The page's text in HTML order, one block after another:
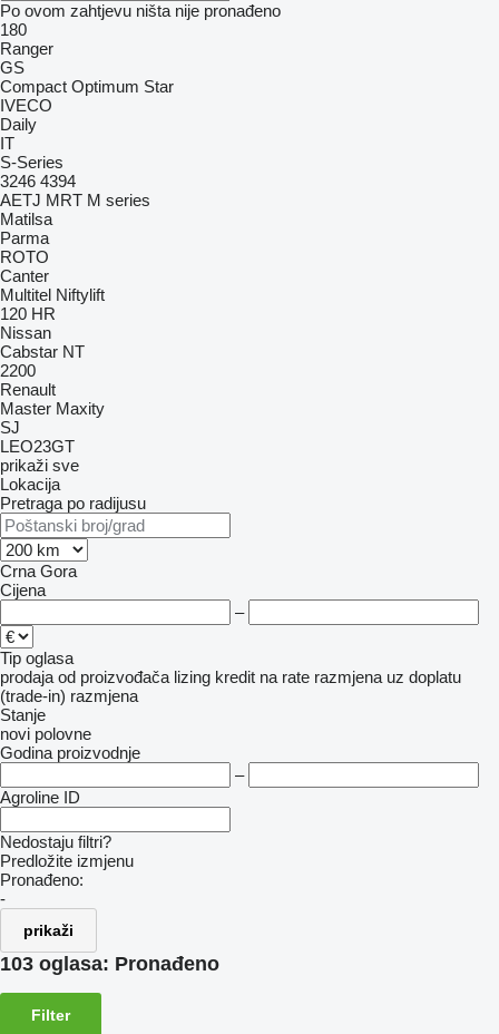
Po ovom zahtjevu ništa nije pronađeno
180
Ranger
GS
Compact Optimum Star
IVECO
Daily
IT
S-Series
3246 4394
AETJ MRT M series
Matilsa
Parma
ROTO
Canter
Multitel Niftylift
120 HR
Nissan
Cabstar NT
2200
Renault
Master Maxity
SJ
LEO23GT
prikaži sve
Lokacija
Pretraga po radijusu
Crna Gora
Cijena
–
Tip oglasa
prodaja od proizvođača lizing kredit na rate razmjena uz doplatu
(trade-in) razmjena
Stanje
novi polovne
Godina proizvodnje
–
Agroline ID
Nedostaju filtri?
Predložite izmjenu
Pronađeno:
-
prikaži
103 oglasa: Pronađeno
Filter